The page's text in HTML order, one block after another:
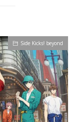
Side Kicks! beyond